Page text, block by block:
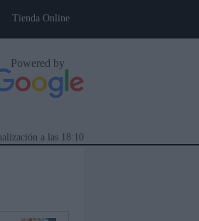
Tienda Online
Powered by
18:10
a las